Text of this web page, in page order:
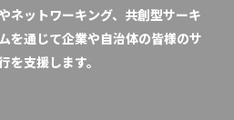
ネットワーキング、共創型サーキ
を通じて企業や自治体の皆様のサ
を支援します。